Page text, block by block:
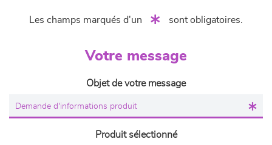
Les champs marqués d'un sont obligatoires.
Votre message
Objet de votre message
Produit sélectionné